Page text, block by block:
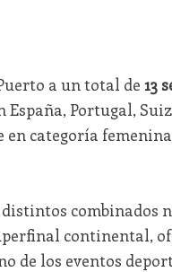
a un total de 13
Portugal,
categoría
combinados
continental,
de los eventos